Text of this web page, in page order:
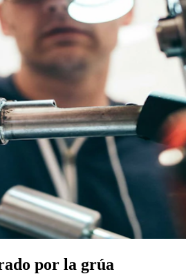
por la grúa